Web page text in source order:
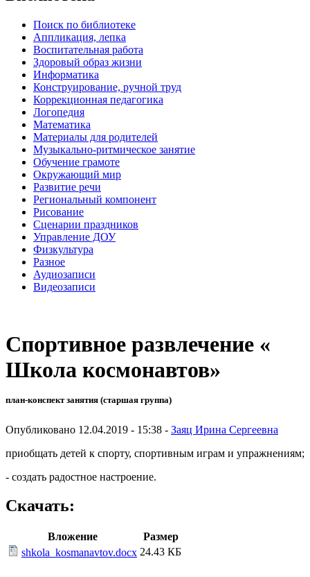
Поиск по библиотеке
Аппликация, лепка
Воспитательная работа
Здоровый образ жизни
Информатика
Конструирование, ручной труд
Коррекционная педагогика
Логопедия
Математика
Материалы для родителей
Музыкально-ритмическое занятие
Обучение грамоте
Окружающий мир
Развитие речи
Региональный компонент
Рисование
Сценарии праздников
Управление ДОУ
Физкультура
Разное
Аудиозаписи
Видеозаписи
Спортивное развлечение «
Школа космонавтов»
план-конспект занятия (старшая группа)
Опубликовано 12.04.2019 - 15:38 - Заяц Ирина Сергеевна
приобщать детей к спорту, спортивным играм и упражнениям;
- создать радостное настроение.
Скачать:
Вложение
Размер
shkola_kosmanavtov.docx 24.43 КБ